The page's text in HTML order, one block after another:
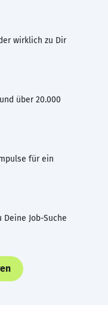
wirklich zu Dir
über 20.000
für ein
Job-Suche